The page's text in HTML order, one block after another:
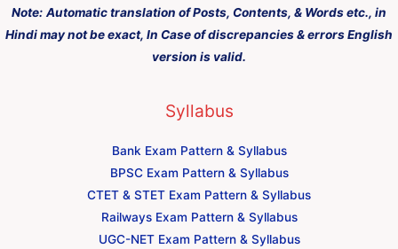
Note: Automatic translation of Posts, Contents, & Words etc., in
Hindi may not be exact, In Case of discrepancies & errors English
version is valid.
Syllabus
Bank Exam Pattern & Syllabus
BPSC Exam Pattern & Syllabus
CTET & STET Exam Pattern & Syllabus
Railways Exam Pattern & Syllabus
UGC-NET Exam Pattern & Syllabus